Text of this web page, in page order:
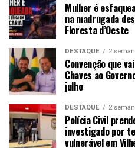
Mulher é
na madrugada
Floresta d’Oeste
DESTAQUE 2
Convenção que
Chaves ao
julho
DESTAQUE 2
Polícia Civil
investigado por
vulnerável em